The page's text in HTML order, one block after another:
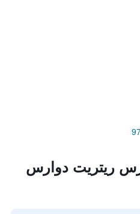
ريتريت دوارس